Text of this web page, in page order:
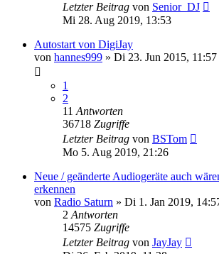
Letzter Beitrag von Senior_DJ
Mi 28. Aug 2019, 13:53
Autostart von DigiJay
von hannes999 » Di 23. Jun 2015, 11:57
1
2
11 Antworten
36718 Zugriffe
Letzter Beitrag von BSTom
Mo 5. Aug 2019, 21:26
Neue / geänderte Audiogeräte auch
erkennen
von Radio Saturn » Di 1. Jan 2019,
2 Antworten
14575 Zugriffe
Letzter Beitrag von JayJay